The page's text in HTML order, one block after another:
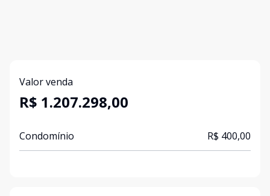
Valor venda
R$ 1.207.298,00
Condomínio R$ 400,00